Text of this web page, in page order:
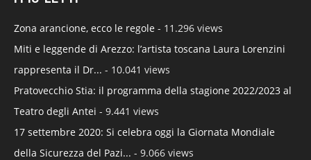
Zona arancione, ecco le regole - 11.296 views
Miti e leggende di Arezzo: l’artista toscana Laura Lorenzini
rappresenta il Dr... - 10.041 views
Pratovecchio Stia: il programma della stagione 2022/2023 al
Teatro degli Antei - 9.441 views
17 settembre 2020: Si celebra oggi la Giornata Mondiale
della Sicurezza del Pazi... - 9.066 views